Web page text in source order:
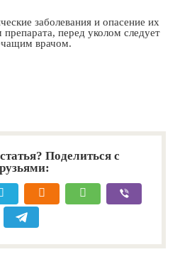
заболевания и опасение их
перед уколом следует
врачом.
Поделиться с